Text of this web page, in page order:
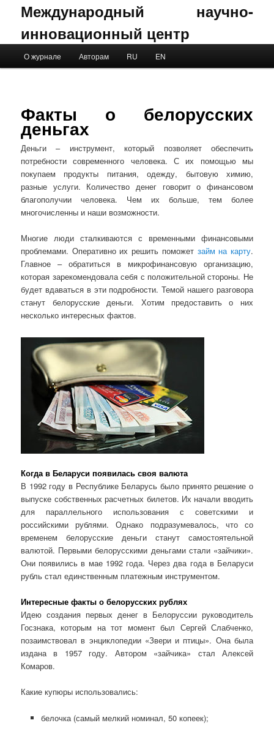
Международный научно-
инновационный центр
Skip to primary content
Skip to secondary content
О журнале Авторам RU EN
Факты о белорусских
деньгах
Деньги – инструмент, который позволяет обеспечить
потребности современного человека. С их помощью мы
покупаем продукты питания, одежду, бытовую химию,
разные услуги. Количество денег говорит о финансовом
благополучии человека. Чем их больше, тем более
многочисленны и наши возможности.
Многие люди сталкиваются с временными финансовыми
проблемами. Оперативно их решить поможет займ на карту.
Главное – обратиться в микрофинансовую организацию,
которая зарекомендовала себя с положительной стороны. Не
будет вдаваться в эти подробности. Темой нашего разговора
станут белорусские деньги. Хотим предоставить о них
несколько интересных фактов.
Когда в Беларуси появилась своя валюта
В 1992 году в Республике Беларусь было принято решение о
выпуске собственных расчетных билетов. Их начали вводить
для параллельного использования с советскими и
российскими рублями. Однако подразумевалось, что со
временем белорусские деньги станут самостоятельной
валютой. Первыми белорусскими деньгами стали «зайчики».
Они появились в мае 1992 года. Через два года в Беларуси
рубль стал единственным платежным инструментом.
Интересные факты о белорусских рублях
Идею создания первых денег в Белоруссии руководитель
Госзнака, которым на тот момент был Сергей Слабченко,
позаимствовал в энциклопедии «Звери и птицы». Она была
издана в 1957 году. Автором «зайчика» стал Алексей
Комаров.
Какие купюры использовались:
белочка (самый мелкий номинал, 50 копеек);